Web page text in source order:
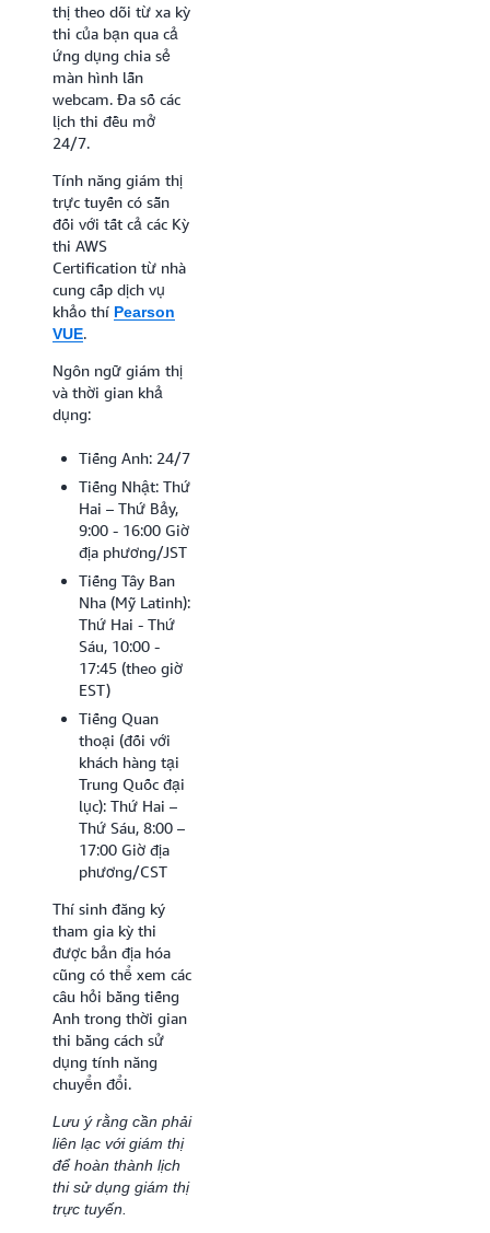
thị theo dõi từ xa kỳ
thi của bạn qua cả
ứng dụng chia sẻ
màn hình lẫn
webcam. Đa số các
lịch thi đều mở
24/7.
Tính năng giám thị
trực tuyến có sẵn
đối với tất cả các Kỳ
thi AWS
Certification từ nhà
cung cấp dịch vụ
khảo thí Pearson
VUE.
Ngôn ngữ giám thị
và thời gian khả
dụng:
Tiếng Anh: 24/7
Tiếng Nhật: Thứ
Hai – Thứ Bảy,
9:00 - 16:00 Giờ
địa phương/JST
Tiếng Tây Ban
Nha (Mỹ Latinh):
Thứ Hai - Thứ
Sáu, 10:00 -
17:45 (theo giờ
EST)
Tiếng Quan
thoại (đối với
khách hàng tại
Trung Quốc đại
lục): Thứ Hai –
Thứ Sáu, 8:00 –
17:00 Giờ địa
phương/CST
Thí sinh đăng ký
tham gia kỳ thi
được bản địa hóa
cũng có thể xem các
câu hỏi bằng tiếng
Anh trong thời gian
thi bằng cách sử
dụng tính năng
chuyển đổi.
Lưu ý rằng cần phải
liên lạc với giám thị
để hoàn thành lịch
thi sử dụng giám thị
trực tuyến.